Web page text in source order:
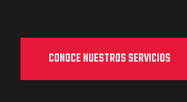
CONOCE NUESTROS SERVICIOS